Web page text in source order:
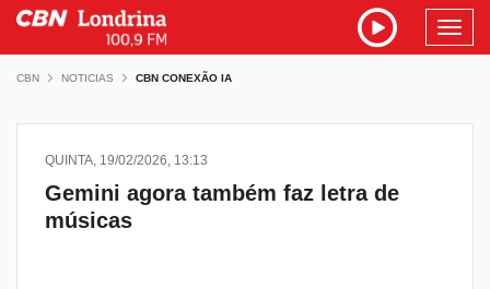
CBN NOTICIAS CBN CONEXÃO IA
QUINTA, 19/02/2026, 13:13
Gemini agora também faz letra de
músicas